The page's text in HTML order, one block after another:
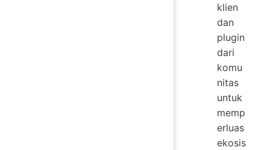
klien
dan
plugin
dari
komu
nitas
untuk
memp
erluas
ekosis